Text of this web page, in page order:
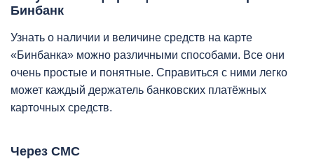
Бинбанк
Узнать о наличии и величине средств на карте
«Бинбанка» можно различными способами. Все они
очень простые и понятные. Справиться с ними легко
может каждый держатель банковских платёжных
карточных средств.
Через СМС